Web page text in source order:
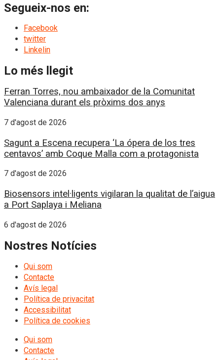
Segueix-nos en:
Facebook
twitter
Linkelin
Lo més llegit
Ferran Torres, nou ambaixador de la Comunitat
Valenciana durant els pròxims dos anys
7 d'agost de 2026
Sagunt a Escena recupera ‘La ópera de los tres
centavos’ amb Coque Malla com a protagonista
7 d'agost de 2026
Biosensors intel·ligents vigilaran la qualitat de l’aigua
a Port Saplaya i Meliana
6 d'agost de 2026
Nostres Notícies
Qui som
Contacte
Avís legal
Política de privacitat
Accessibilitat
Política de cookies
Qui som
Contacte